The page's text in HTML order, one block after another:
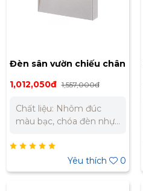
Đèn sân vườn chiếu chân
lắp nổi Nanoco 8W ánh
1,012,050đ 1,557,000đ
Chất liệu: Nhôm đúc
màu bạc, chóa đèn nhựa
AC200-240V - 50Hz
Công suất: 8W Kích
thước: L160 x W31 x
Yêu thích 0